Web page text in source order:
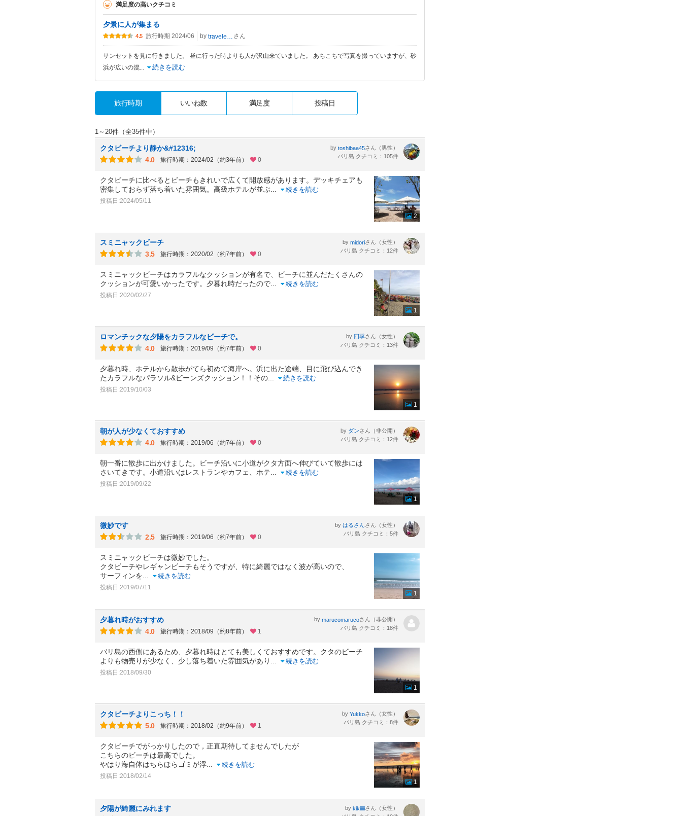
満足度の高いクチコミ
夕景に人が集まる
4.5 旅行時期 2024/06 by さん
サンセットを見に行きました。 昼に行った時よりも人が沢山来ていました。 あちこちで写真を撮っていますが、砂
浜が広いの混
続きを読む
旅行時期 いいね数 満足度 投稿日
1～20件（全35件中）
クタビーチより静か&#12316;
4.0
旅行時期：2024/02（約3年前） 0
by toshibaa45さん（男性）
バリ島 クチコミ：105件
クタビーチに比べるとビーチもきれいで広くて開放感があります。デッキチェアも
密集しておらず落ち着いた雰囲気。高級ホテルが並ぶ
続きを読む
投稿日:2024/05/11
2
スミニャックビーチ
3.5
旅行時期：2020/02（約7年前） 0
by midoriさん（女性）
バリ島 クチコミ：12件
スミニャックビーチはカラフルなクッションが有名で、ビーチに並んだたくさんの
クッションが可愛いかったです。夕暮れ時だったので
続きを読む
投稿日:2020/02/27
1
ロマンチックな夕陽をカラフルなビーチで。
4.0
旅行時期：2019/09（約7年前） 0
by 四季さん（女性）
バリ島 クチコミ：13件
夕暮れ時、ホテルから散歩がてら初めて海岸へ。浜に出た途端、目に飛び込んでき
たカラフルなパラソル&ビーンズクッション！！その
続きを読む
投稿日:2019/10/03
1
朝が人が少なくておすすめ
4.0
旅行時期：2019/06（約7年前） 0
by ダンさん（非公開）
バリ島 クチコミ：12件
朝一番に散歩に出かけました。ビーチ沿いに小道がクタ方面へ伸びていて散歩には
さいてきです。小道沿いはレストランやカフェ、ホテ
続きを読む
投稿日:2019/09/22
1
微妙です
2.5
旅行時期：2019/06（約7年前） 0
by はるさんさん（女性）
バリ島 クチコミ：5件
スミニャックビーチは微妙でした。
クタビーチやレギャンビーチもそうですが、特に綺麗ではなく波が高いので、
サーフィンを
続きを読む
投稿日:2019/07/11
1
夕暮れ時がおすすめ
4.0
旅行時期：2018/09（約8年前） 1
by marucomarucoさん（非公開）
バリ島 クチコミ：18件
バリ島の西側にあるため、夕暮れ時はとても美しくておすすめです。クタのビーチ
よりも物売りが少なく、少し落ち着いた雰囲気があり
続きを読む
投稿日:2018/09/30
1
クタビーチよりこっち！！
5.0
旅行時期：2018/02（約9年前） 1
by Yukkoさん（女性）
バリ島 クチコミ：8件
クタビーチでがっかりしたので，正直期待してませんでしたが
こちらのビーチは最高でした。
やはり海自体はちらほらゴミが浮
続きを読む
投稿日:2018/02/14
1
夕陽が綺麗にみれます
by kikiiiiiさん（女性）